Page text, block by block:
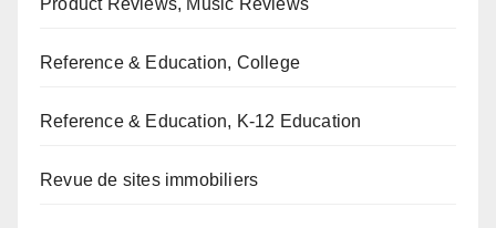
Product Reviews, Music Reviews
Reference & Education, College
Reference & Education, K-12 Education
Revue de sites immobiliers